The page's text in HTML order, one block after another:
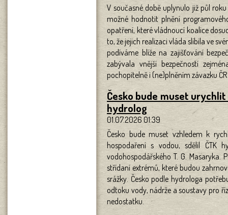
V současné době uplynulo již půl
možné hodnotit plnění
opatření, které vládnoucí koalice
to, že jejich realizaci vláda slíbila ve
podíváme blíže na zajišťování
zabývala vnější bezpečností
pochopitelně i (ne)plněním závazku ČR
Česko bude muset
hydrolog
01.07.2026 01:39
Česko bude muset vzhledem k
hospodaření s vodou, sdělil ČTK
vodohospodářského T. G.
střídaní extrémů, které budou
srážky. Česko podle hydrologa
odtoku vody, nádrže a soustavy pro
nedostatku.